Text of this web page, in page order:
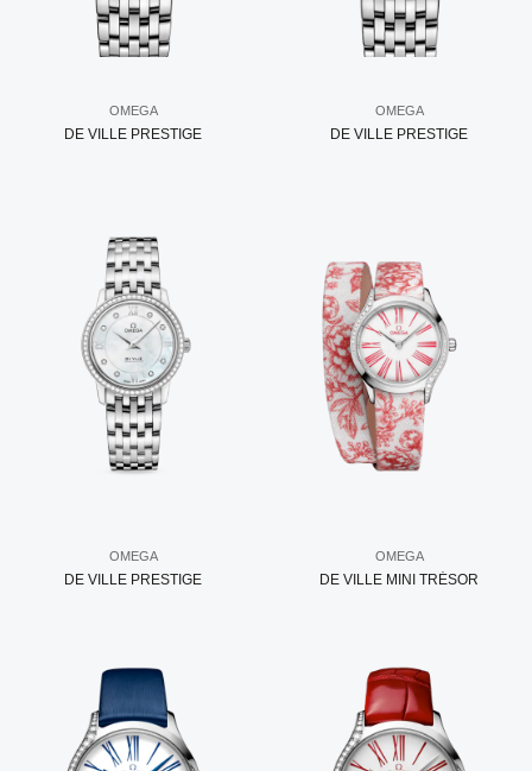
OMEGA
DE VILLE PRESTIGE
OMEGA
DE VILLE PRESTIGE
OMEGA
DE VILLE PRESTIGE
OMEGA
DE VILLE MINI TRÉSOR